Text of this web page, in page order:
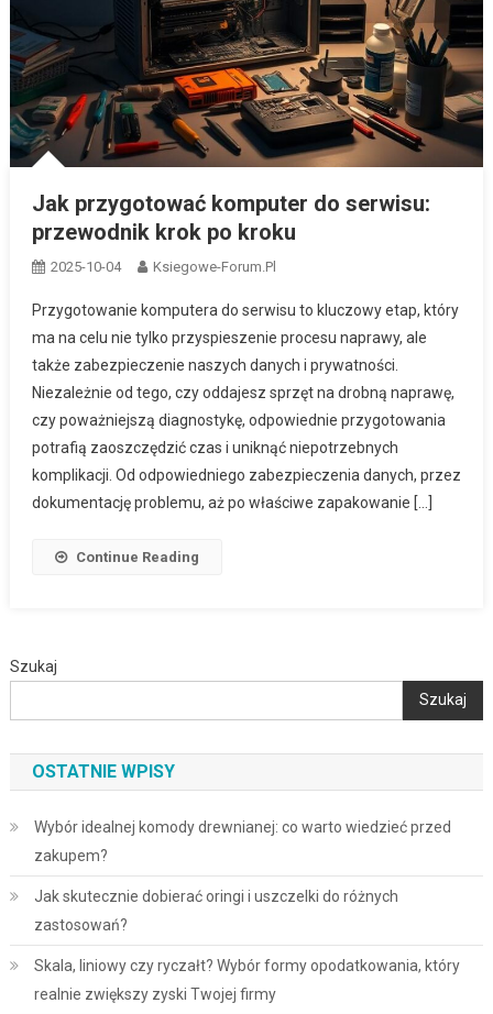
Jak przygotować komputer do serwisu:
przewodnik krok po kroku
2025-10-04 Ksiegowe-Forum.pl
Przygotowanie komputera do serwisu to kluczowy etap, który
ma na celu nie tylko przyspieszenie procesu naprawy, ale
także zabezpieczenie naszych danych i prywatności.
Niezależnie od tego, czy oddajesz sprzęt na drobną naprawę,
czy poważniejszą diagnostykę, odpowiednie przygotowania
potrafią zaoszczędzić czas i uniknąć niepotrzebnych
komplikacji. Od odpowiedniego zabezpieczenia danych, przez
dokumentację problemu, aż po właściwe zapakowanie […]
Continue Reading
Szukaj
Szukaj
OSTATNIE WPISY
Wybór idealnej komody drewnianej: co warto wiedzieć przed
zakupem?
Jak skutecznie dobierać oringi i uszczelki do różnych
zastosowań?
Skala, liniowy czy ryczałt? Wybór formy opodatkowania, który
realnie zwiększy zyski Twojej firmy